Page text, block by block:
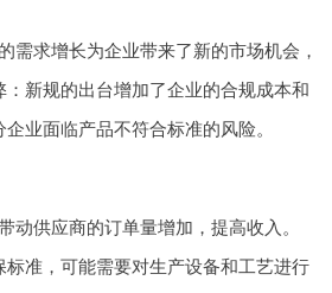
需求增长为企业带来了新的市场机会，
新规的出台增加了企业的合规成本和
业面临产品不符合标准的风险。
动供应商的订单量增加，提高收入。
准，可能需要对生产设备和工艺进行